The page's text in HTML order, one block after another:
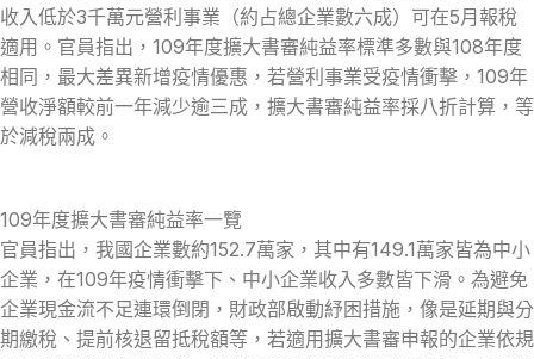
收入低於3千萬元營利事業（約占總企業數六成）可在5月報稅
適用。官員指出，109年度擴大書審純益率標準多數與108年度
相同，最大差異新增疫情優惠，若營利事業受疫情衝擊，109年
營收淨額較前一年減少逾三成，擴大書審純益率採八折計算，等
於減稅兩成。
109年度擴大書審純益率一覽
官員指出，我國企業數約152.7萬家，其中有149.1萬家皆為中小
企業，在109年疫情衝擊下、中小企業收入多數皆下滑。為避免
企業現金流不足連環倒閉，財政部啟動紓困措施，像是延期與分
期繳稅、提前核退留抵稅額等，若適用擴大書審申報的企業依規